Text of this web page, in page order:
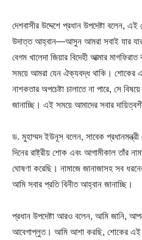
দেশবাসীর উদ্দেশে প্রধান উপদেষ্টা বলেন,
উদাত্ত আহ্বান—আসুন আমরা সবাই যার যার
বেগম খালেদা জিয়ার বিদেহী আত্মার
সময়ে আমরা যেন ঐক্যবদ্ধ থাকি। শোকের
নাশকতার অপচেষ্টা চালাতে না পারে, সে
জানাচ্ছি। এই সময়ে আমাদের সবার
ড. মুহাম্মদ ইউনূস বলেন, সাবেক
দিনের রাষ্ট্রীয় শোক এবং আগামীকাল তাঁর
ঘোষণা করেছি। নামাজে জানাজাসহ সব
আমি সবার প্রতি বিনীত আহ্বান জানাচ্ছি।
প্রধান উপদেষ্টা আরও বলেন, আমি জানি,
আবেগাপ্লুত। আমি আশা করছি, শোকের এই